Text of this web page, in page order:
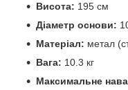
Висота: 195 см
Діаметр основи:
Матеріал: метал
Вага: 10.3 кг
Максимальне